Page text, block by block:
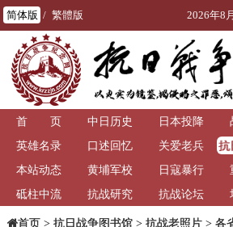
简体版 / 繁體版 2026年8
首 页 中日历史 日本投降
英雄名录
口述回忆 关爱老兵
抗
本站动态
黄埔军校 日寇暴行
砥柱中流
抗战研究 抗战论坛
首页> 抗日战争图书馆> 抗战老照片> 各